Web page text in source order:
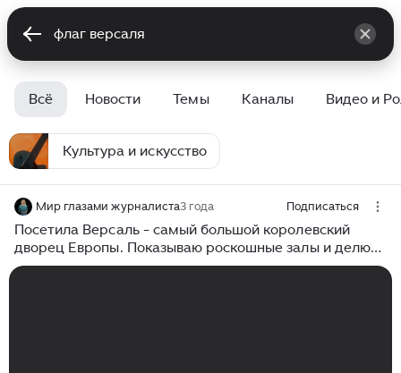
Всё Новости Темы Каналы Видео и
Культура и искусство
Мир глазами журналиста3 года Подписаться
Посетила Версаль - самый большой королевский
дворец Европы. Показываю роскошные залы и делюсь
советами